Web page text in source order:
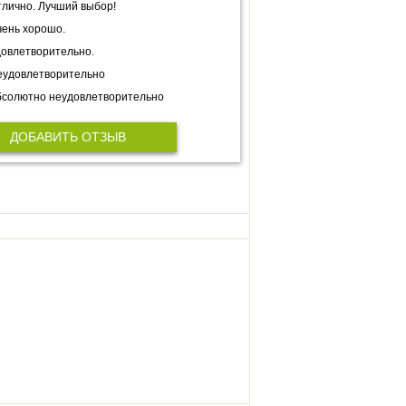
Лучший выбор!
хорошо.
неудовлетворительно
ДОБАВИТЬ ОТЗЫВ